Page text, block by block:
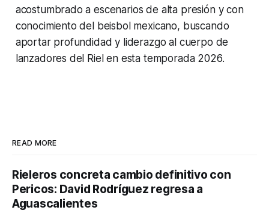
acostumbrado a escenarios de alta presión y con
conocimiento del beisbol mexicano, buscando
aportar profundidad y liderazgo al cuerpo de
lanzadores del Riel en esta temporada 2026.
READ MORE
Rieleros concreta cambio definitivo con
Pericos: David Rodríguez regresa a
Aguascalientes